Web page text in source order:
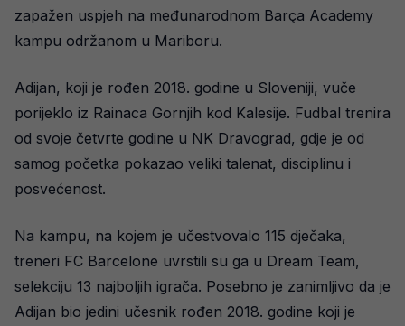
zapažen uspjeh na međunarodnom Barça Academy
kampu održanom u Mariboru.
Adijan, koji je rođen 2018. godine u Sloveniji, vuče
porijeklo iz Rainaca Gornjih kod Kalesije. Fudbal trenira
od svoje četvrte godine u NK Dravograd, gdje je od
samog početka pokazao veliki talenat, disciplinu i
posvećenost.
Na kampu, na kojem je učestvovalo 115 dječaka,
treneri FC Barcelone uvrstili su ga u Dream Team,
selekciju 13 najboljih igrača. Posebno je zanimljivo da je
Adijan bio jedini učesnik rođen 2018. godine koji je